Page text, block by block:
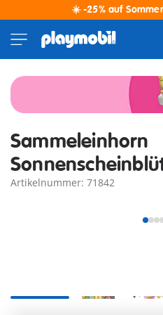
☀️ -25% auf
Sammeleinhorn
Artikelnummer: 71842